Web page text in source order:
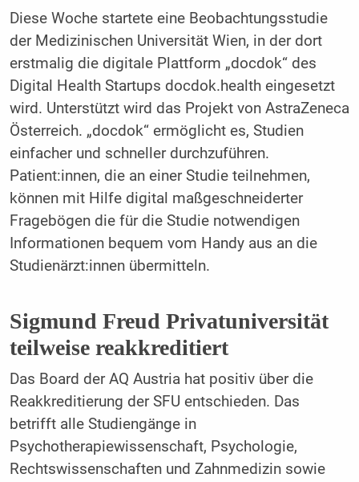
Diese Woche startete eine Beobachtungsstudie
der Medizinischen Universität Wien, in der dort
erstmalig die digitale Plattform „docdok“ des
Digital Health Startups docdok.health eingesetzt
wird. Unterstützt wird das Projekt von AstraZeneca
Österreich. „docdok“ ermöglicht es, Studien
einfacher und schneller durchzuführen.
Patient:innen, die an einer Studie teilnehmen,
können mit Hilfe digital maßgeschneiderter
Fragebögen die für die Studie notwendigen
Informationen bequem vom Handy aus an die
Studienärzt:innen übermitteln.
Sigmund Freud Privatuniversität
teilweise reakkreditiert
Das Board der AQ Austria hat positiv über die
Reakkreditierung der SFU entschieden. Das
betrifft alle Studiengänge in
Psychotherapiewissenschaft, Psychologie,
Rechtswissenschaften und Zahnmedizin sowie